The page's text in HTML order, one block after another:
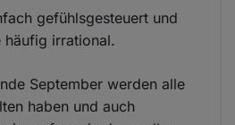
gefühlsgesteuert und
häufig irrational.
September werden alle
haben und auch